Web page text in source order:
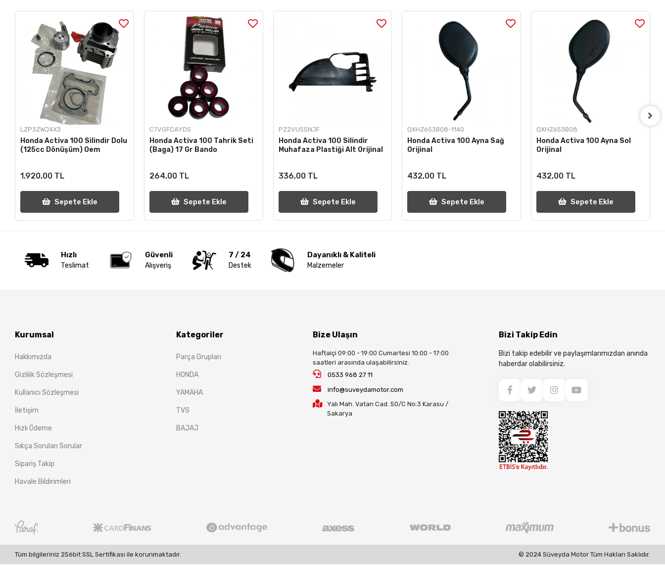
LZP3ZWJ4X3
Honda Activa 100 Silindir Dolu
(125cc Dönüşüm) Oem
1.920,00 TL
Sepete Ekle
C7VGFCAYDS
Honda Activa 100 Tahrik Seti
(Baga) 17 Gr Bando
264,00 TL
Sepete Ekle
PZ2VUS5NJF
Honda Activa 100 Silindir
Muhafaza Plastiği Alt Orijinal
336,00 TL
Sepete Ekle
QXHZ653B08-1140
Honda Activa 100 Ayna Sağ
Orijinal
432,00 TL
Sepete Ekle
QXHZ653B08
Honda Activa 100 Ayna Sol
Orijinal
432,00 TL
Sepete Ekle
Hızlı
Teslimat
Güvenli
Alışveriş
7 / 24
Destek
Dayanıklı & Kaliteli
Malzemeler
Kurumsal
Hakkımızda
Gizlilik Sözleşmesi
Kullanıcı Sözleşmesi
İletişim
Hızlı Ödeme
Sıkça Sorulan Sorular
Sipariş Takip
Havale Bildirimleri
Kategoriler
Parça Grupları
HONDA
YAMAHA
TVS
BAJAJ
Bize Ulaşın
Haftaiçi 09:00 - 19:00 Cumartesi 10:00 - 17:00
saatleri arasında ulaşabilirsiniz.
0533 968 27 11
info@suveydamotor.com
Yalı Mah. Vatan Cad. 50/C No:3 Karasu /
Sakarya
Bizi Takip Edin
Bizi takip edebilir ve paylaşımlarımızdan anında
haberdar olabilirsiniz.
Tüm bilgileriniz 256bit SSL Sertifikası ile korunmaktadır. © 2024 Süveyda Motor Tüm Hakları Saklıdır.